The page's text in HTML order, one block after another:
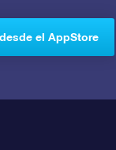
el AppStore